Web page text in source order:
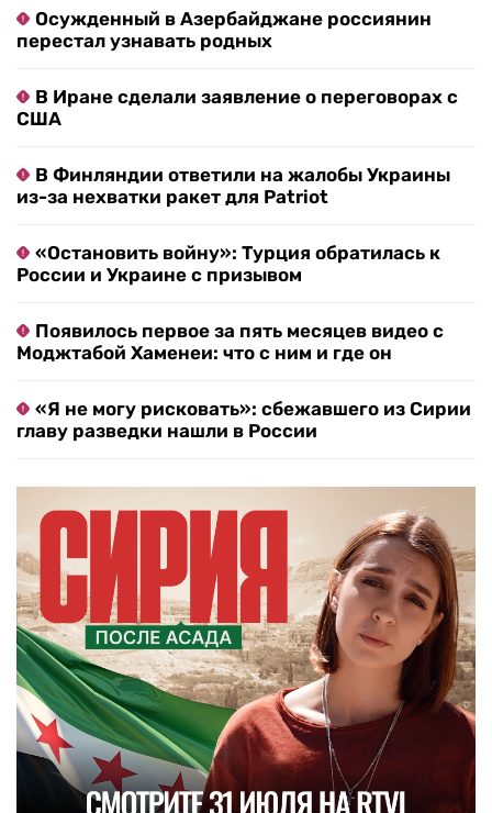
Осужденный в Азербайджане россиянин
перестал узнавать родных
В Иране сделали заявление о переговорах с
США
В Финляндии ответили на жалобы Украины
из-за нехватки ракет для Patriot
«Остановить войну»: Турция обратилась к
России и Украине с призывом
Появилось первое за пять месяцев видео с
Моджтабой Хаменеи: что с ним и где он
«Я не могу рисковать»: сбежавшего из Сирии
главу разведки нашли в России